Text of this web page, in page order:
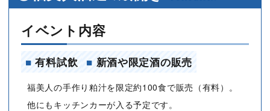
イベント内容
■ 有料試飲 ■ 新酒や限定酒の販売
福美人の手作り粕汁を限定約100食で販売（有料）。
他にもキッチンカーが入る予定です。